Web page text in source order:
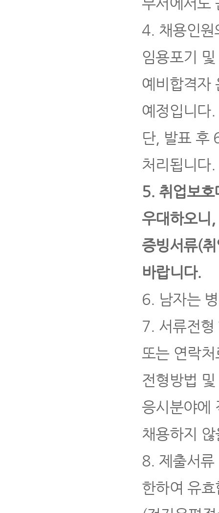
4. 채용인
임용포기
예비합격자
예정입니다.
단, 발표 후
처리됩니다.
5. 취업보호
우대하오니 ,
증빙서류(
바랍니다.
6. 남자는
7. 서류전
또는 연락
전형방법
응시분야에
채용하지
8. 제출서
한하여 유